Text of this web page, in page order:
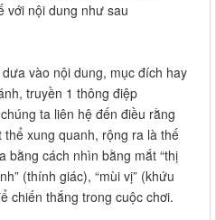
với nội dung như sau
vào nội dung, mục đích hay
truyền 1 thông điệp
ta liên hệ đến điều rằng
thể xung quanh, rộng ra là thế
bằng cách nhìn bằng mắt “thị
(thính giác), “mùi vị” (khứu
chiến thắng trong cuộc chơi.